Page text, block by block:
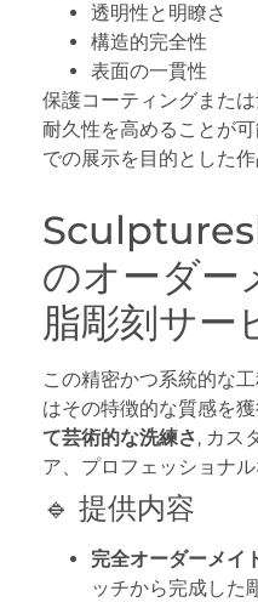
透明性と明瞭さ
構造的完全性
表面の一貫性
保護コーティングまた
耐久性を高めることが
での展示を目的とした
のオーダー
脂彫刻サー
この精密かつ系統的な
はその特徴的な質感を
て芸術的な洗練さ, カス
ア、プロフェッショナ
🔹 提供内容
完全オーダーメイ
ッチから完成した